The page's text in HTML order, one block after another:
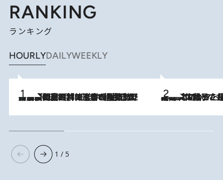
RANKING
ランキング
HOURLYDAILYWEEKLY
2026.8.8
「最後に見られてよかった」上野動物園の東園パンダ舎が解体前に特別公開。8月16日まで延長されたパネル展と共に辿る“半世紀”のパンダ飼育《解体工事の図面あり》 2026.8.5
【阿川佐和子さんの年とる力】なぜ70代で始めた趣味は“こんなに楽しい”のか？ ピアノ、俳句…スランプに陥っても続けられる“ある秘訣”とは
1 / 5